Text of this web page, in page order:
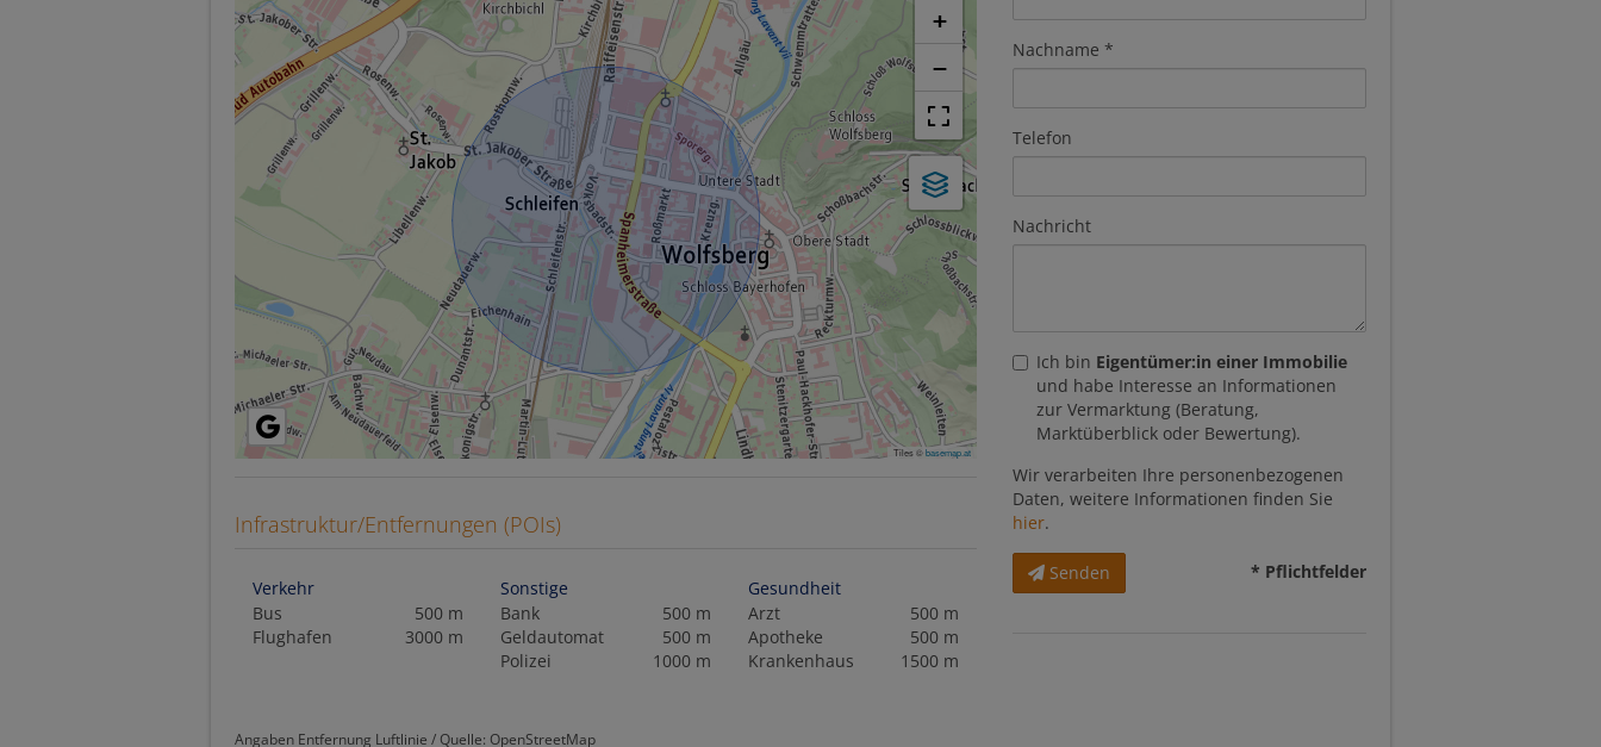
+
−
Tiles ©basemap.at
Infrastruktur/Entfernungen (POIs)
Verkehr
Bus
500 m
Flughafen
3000 m
Sonstige
Bank
500 m
Geldautomat
500 m
Polizei
1000 m
Gesundheit
Arzt
500 m
Apotheke
500 m
Krankenhaus
1500 m
Angaben Entfernung Luftlinie / Quelle: OpenStreetMap
Nachname
Telefon
Nachricht
Ich bin Eigentümer:in einer Immobilie
und habe Interesse an Informationen
zur Vermarktung (Beratung,
Marktüberblick oder Bewertung).
Wir verarbeiten Ihre personenbezogenen
Daten, weitere Informationen finden Sie
hier.
Senden * Pflichtfelder